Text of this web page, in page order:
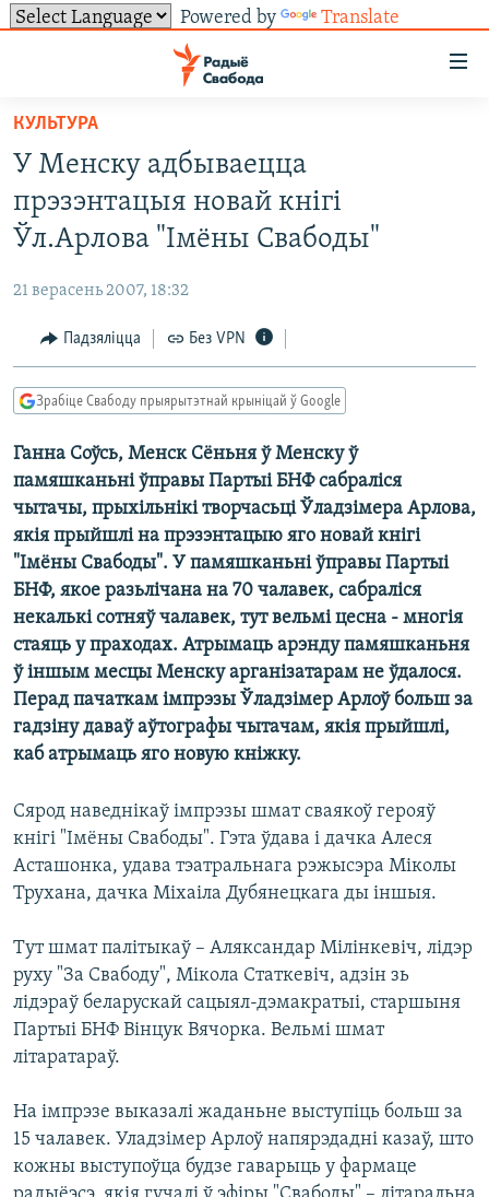
Powered by Translate
ўнівэрсальнага
доступу
Перайсьці
да
галоўнага
зьместу
Перайсьці
да
навігацыі
Перайсьці
да
ВІДЭА І ФОТА
ПАЛІТЫКА
ЭКАНОМІКА
ПАЛІТВЯЗЬНІ
КУЛЬТУРА
КАЛЯНДАР
ТОЛЬКІ НА СВАБОДЗЕ
ТЭСТЫ
ГІСТОРЫЯ НА СВАБОДЗЕ
ПАДКАСТЫ
PREMIUM
МОВА
НА ХВАЛЯХ СВАБОДЫ
СУВЯЗЬ
ПАДЗЯЛІЦЦА ІНФАРМАЦЫЯЙ
RSS
ПАДКАСТЫ
Усе сайты РС/РСЭ
КУЛЬТУРА
У Менску адбываецца
прэзэнтацыя новай кнігі
Ўл.Арлова "Імёны Свабоды"
21 верасень 2007, 18:32
Падзяліцца Без VPN
Зрабіце Свабоду прыярытэтнай крыніцай ў Google
Ганна Соўсь, Менск Сёньня ў Менску ў
памяшканьні ўправы Партыі БНФ сабраліся
чытачы, прыхільнікі творчасьці Ўладзімера Арлова,
якія прыйшлі на прэзэнтацыю яго новай кнігі
"Імёны Свабоды". У памяшканьні ўправы Партыі
БНФ, якое разьлічана на 70 чалавек, сабраліся
некалькі сотняў чалавек, тут вельмі цесна - многія
стаяць у праходах. Атрымаць арэнду памяшканьня
ў іншым месцы Менску арганізатарам не ўдалося.
Перад пачаткам імпрэзы Ўладзімер Арлоў больш за
гадзіну даваў аўтографы чытачам, якія прыйшлі,
каб атрымаць яго новую кніжку.
Сярод наведнікаў імпрэзы шмат сваякоў герояў
кнігі "Імёны Свабоды". Гэта ўдава і дачка Алеся
Асташонка, удава тэатральнага рэжысэра Міколы
Трухана, дачка Міхаіла Дубянецкага ды іншыя.
Тут шмат палітыкаў – Аляксандар Мілінкевіч, лідэр
руху "За Свабоду", Мікола Статкевіч, адзін зь
лідэраў беларускай сацыял-дэмакратыі, старшыня
Партыі БНФ Вінцук Вячорка. Вельмі шмат
літаратараў.
На імпрэзе выказалі жаданьне выступіць больш за
15 чалавек. Уладзімер Арлоў напярэдадні казаў, што
кожны выступоўца будзе гаварыць у фармаце